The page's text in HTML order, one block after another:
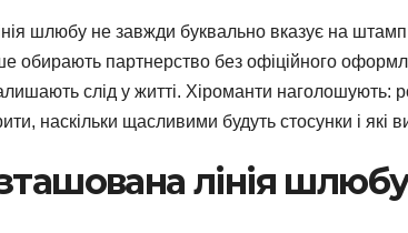
шлюбу не завжди буквально вказує на штамп
обирають партнерство без офіційного
слід у житті. Хіроманти наголошують:
наскільки щасливими будуть стосунки і які
лінія